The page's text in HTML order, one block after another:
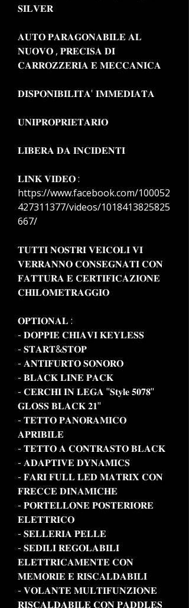
𝐒𝐈𝐋𝐕𝐄𝐑
𝐀𝐔𝐓𝐎 𝐏𝐀𝐑𝐀𝐆𝐎𝐍𝐀𝐁𝐈𝐋𝐄 𝐀𝐋
𝐍𝐔𝐎𝐕𝐎 , 𝐏𝐑𝐄𝐂𝐈𝐒𝐀 𝐃𝐈
𝐂𝐀𝐑𝐑𝐎𝐙𝐙𝐄𝐑𝐈𝐀 𝐄 𝐌𝐄𝐂𝐂𝐀𝐍𝐈𝐂𝐀
𝐃𝐈𝐒𝐏𝐎𝐍𝐈𝐁𝐈𝐋𝐈𝐓𝐀' 𝐈𝐌𝐌𝐄𝐃𝐈𝐀𝐓𝐀
𝐔𝐍𝐈𝐏𝐑𝐎𝐏𝐑𝐈𝐄𝐓𝐀𝐑𝐈𝐎
𝐋𝐈𝐁𝐄𝐑𝐀 𝐃𝐀 𝐈𝐍𝐂𝐈𝐃𝐄𝐍𝐓𝐈
𝐋𝐈𝐍𝐊 𝐕𝐈𝐃𝐄𝐎 :
https://www.facebook.com/100052
427311377/videos/1018413825825
667/
𝐓𝐔𝐓𝐓𝐈 𝐍𝐎𝐒𝐓𝐑𝐈 𝐕𝐄𝐈𝐂𝐎𝐋𝐈 𝐕𝐈
𝐕𝐄𝐑𝐑𝐀𝐍𝐍𝐎 𝐂𝐎𝐍𝐒𝐄𝐆𝐍𝐀𝐓𝐈 𝐂𝐎𝐍
𝐅𝐀𝐓𝐓𝐔𝐑𝐀 𝐄 𝐂𝐄𝐑𝐓𝐈𝐅𝐈𝐂𝐀𝐙𝐈𝐎𝐍𝐄
𝐂𝐇𝐈𝐋𝐎𝐌𝐄𝐓𝐑𝐀𝐆𝐆𝐈𝐎
𝐎𝐏𝐓𝐈𝐎𝐍𝐀𝐋 :
- 𝐃𝐎𝐏𝐏𝐈𝐄 𝐂𝐇𝐈𝐀𝐕𝐈 𝐊𝐄𝐘𝐋𝐄𝐒𝐒
- 𝐒𝐓𝐀𝐑𝐓&𝐒𝐓𝐎𝐏
- 𝐀𝐍𝐓𝐈𝐅𝐔𝐑𝐓𝐎 𝐒𝐎𝐍𝐎𝐑𝐎
- 𝐁𝐋𝐀𝐂𝐊 𝐋𝐈𝐍𝐄 𝐏𝐀𝐂𝐊
- 𝐂𝐄𝐑𝐂𝐇𝐈 𝐈𝐍 𝐋𝐄𝐆𝐀 "𝐒𝐭𝐲𝐥𝐞 𝟓𝟎𝟕𝟖"
𝐆𝐋𝐎𝐒𝐒 𝐁𝐋𝐀𝐂𝐊 𝟐𝟏"
- 𝐓𝐄𝐓𝐓𝐎 𝐏𝐀𝐍𝐎𝐑𝐀𝐌𝐈𝐂𝐎
𝐀𝐏𝐑𝐈𝐁𝐈𝐋𝐄
- 𝐓𝐄𝐓𝐓𝐎 𝐀 𝐂𝐎𝐍𝐓𝐑𝐀𝐒𝐓𝐎 𝐁𝐋𝐀𝐂𝐊
- 𝐀𝐃𝐀𝐏𝐓𝐈𝐕𝐄 𝐃𝐘𝐍𝐀𝐌𝐈𝐂𝐒
- 𝐅𝐀𝐑𝐈 𝐅𝐔𝐋𝐋 𝐋𝐄𝐃 𝐌𝐀𝐓𝐑𝐈𝐗 𝐂𝐎𝐍
𝐅𝐑𝐄𝐂𝐂𝐄 𝐃𝐈𝐍𝐀𝐌𝐈𝐂𝐇𝐄
- 𝐏𝐎𝐑𝐓𝐄𝐋𝐋𝐎𝐍𝐄 𝐏𝐎𝐒𝐓𝐄𝐑𝐈𝐎𝐑𝐄
𝐄𝐋𝐄𝐓𝐓𝐑𝐈𝐂𝐎
- 𝐒𝐄𝐋𝐋𝐄𝐑𝐈𝐀 𝐏𝐄𝐋𝐋𝐄
- 𝐒𝐄𝐃𝐈𝐋𝐈 𝐑𝐄𝐆𝐎𝐋𝐀𝐁𝐈𝐋𝐈
𝐄𝐋𝐄𝐓𝐓𝐑𝐈𝐂𝐀𝐌𝐄𝐍𝐓𝐄 𝐂𝐎𝐍
𝐌𝐄𝐌𝐎𝐑𝐈𝐄 𝐄 𝐑𝐈𝐒𝐂𝐀𝐋𝐃𝐀𝐁𝐈𝐋𝐈
- 𝐕𝐎𝐋𝐀𝐍𝐓𝐄 𝐌𝐔𝐋𝐓𝐈𝐅𝐔𝐍𝐙𝐈𝐎𝐍𝐄
𝐑𝐈𝐒𝐂𝐀𝐋𝐃𝐀𝐁𝐈𝐋𝐄 𝐂𝐎𝐍 𝐏𝐀𝐃𝐃𝐋𝐄𝐒